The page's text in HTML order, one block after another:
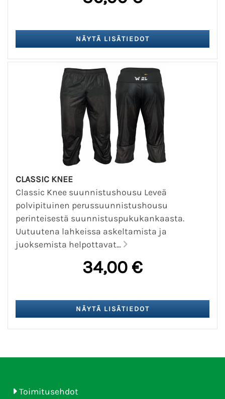
CLASSIC KNEE
Classic Knee suunnistushousu Leveä
polvipituinen perussuunnistushousu
perinteisestä suunnistuspukukankaasta.
Uutuutena lahkeissa askeltamista ja
juoksemista helpottavat...
34,00 €
Toimitusehdot